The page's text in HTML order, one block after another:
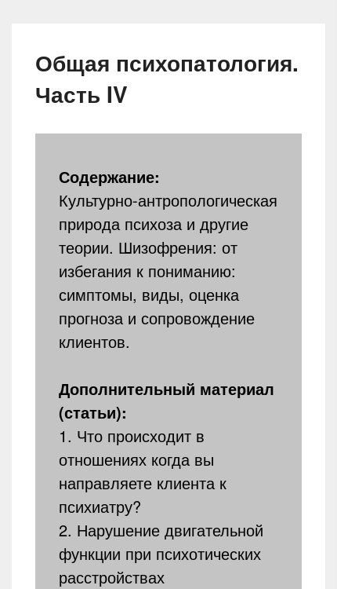
Общая психопатология.
Часть IV
Содержание:
Культурно-антропологическая
природа психоза и другие
теории. Шизофрения: от
избегания к пониманию:
симптомы, виды, оценка
прогноза и сопровождение
клиентов.
Дополнительный материал
(статьи):
1. Что происходит в
отношениях когда вы
направляете клиента к
психиатру?
2. Нарушение двигательной
функции при психотических
расстройствах